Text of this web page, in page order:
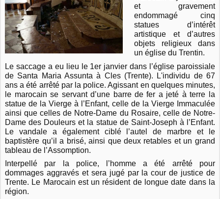
et gravement
endommagé cinq
statues d’intérêt
artistique et d’autres
objets religieux dans
un église du Trentin.
Le saccage a eu lieu le 1er janvier dans l’église paroissiale
de Santa Maria Assunta à Cles (Trente). L'individu de 67
ans a été arrêté par la police. Agissant en quelques minutes,
le marocain se servant d’une barre de fer a jeté à terre la
statue de la Vierge à l’Enfant, celle de la Vierge Immaculée
ainsi que celles de Notre-Dame du Rosaire, celle de Notre-
Dame des Douleurs et la statue de Saint-Joseph à l’Enfant.
Le vandale a également ciblé l’autel de marbre et le
baptistère qu’il a brisé, ainsi que deux retables et un grand
tableau de l’Assomption.
Interpellé par la police, l’homme a été arrêté pour
dommages aggravés et sera jugé par la cour de justice de
Trente. Le Marocain est un résident de longue date dans la
région.